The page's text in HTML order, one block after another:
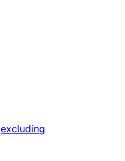
excluding